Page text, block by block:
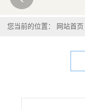
您当前的位置： 网站首页